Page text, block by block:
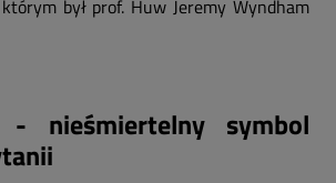
był prof. Huw Jeremy Wyndham
nieśmiertelny symbol